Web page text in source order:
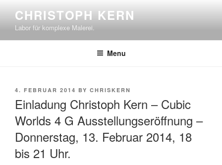
content
CHRISTOPH KERN
Labor für komplexe Malerei.
Menu
POSTED
4. FEBRUAR 2014 BY CHRISKERN
Einladung Christoph Kern – Cubic
Worlds 4 G Ausstellungseröffnung –
Donnerstag, 13. Februar 2014, 18
bis 21 Uhr.